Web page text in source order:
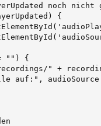
noch nicht
{
"") {
" +
auf:",